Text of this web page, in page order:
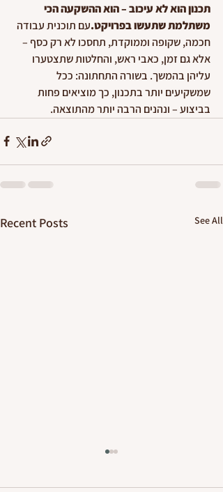
תכנון הוא לא עיכוב – הוא ההשקעה הכי
משתלמת שתעשו בפרויקט.עם תוכנית עבודה
חכמה, שקופה וממוקדת, תחסכו לא רק כסף –
אלא גם זמן, כאבי ראש, והחלטות שתצטערו
עליהן בהמשך. בשורה התחתונה: ככל
שמשקיעים יותר בתכנון, כך מוציאים פחות
בביצוע – ונהנים הרבה יותר מהתוצאה.
Recent Posts See All